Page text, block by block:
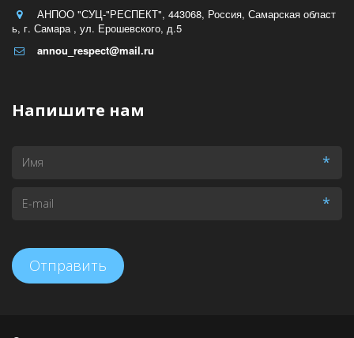
АНПОО "СУЦ-"РЕСПЕКТ", 443068, Россия, Самарская област
ь, г. Самара , ул. Ерошевского, д.5
annou_respect@mail.ru
Напишите нам
*
*
Отправить